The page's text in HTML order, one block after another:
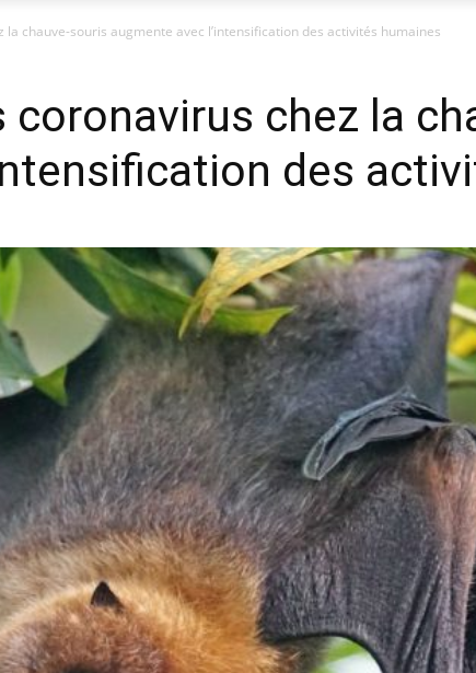
chauve-souris augmente avec l’intensification des activités humaines
coronavirus chez la
des